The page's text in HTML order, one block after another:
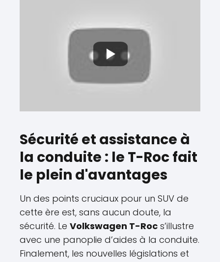
Sécurité et assistance à
la conduite : le T-Roc fait
le plein d'avantages
Un des points cruciaux pour un SUV de
cette ère est, sans aucun doute, la
sécurité. Le Volkswagen T-Roc s’illustre
avec une panoplie d’aides à la conduite.
Finalement, les nouvelles législations et